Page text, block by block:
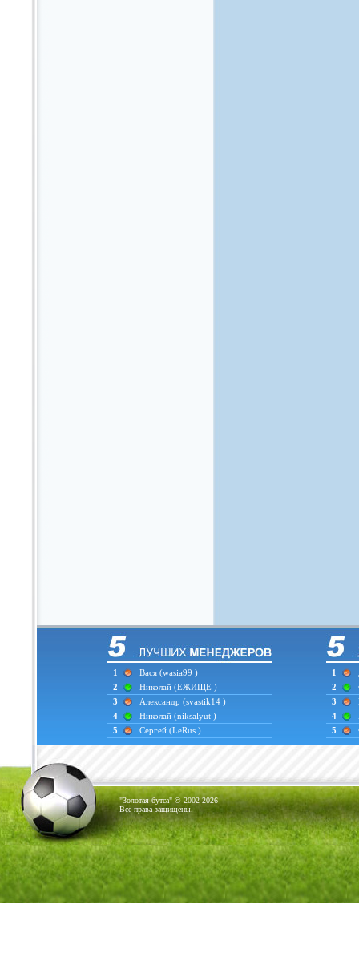
1 Вася (wasia99 )
2
Николай (ЕЖИЩЕ )
3
Александр (svastik14 )
4
Николай (niksalyut )
5
Сергей (LeRus )
1
2
3
4
5
"Золотая бутса" © 2002-2026
Все права защищены.